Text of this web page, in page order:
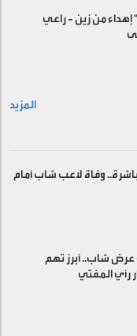
إهداء من زين - راعي
المزيد
وفاة لاعب شاب أمام
شاب.. أبرز تهم
رأي المفتي